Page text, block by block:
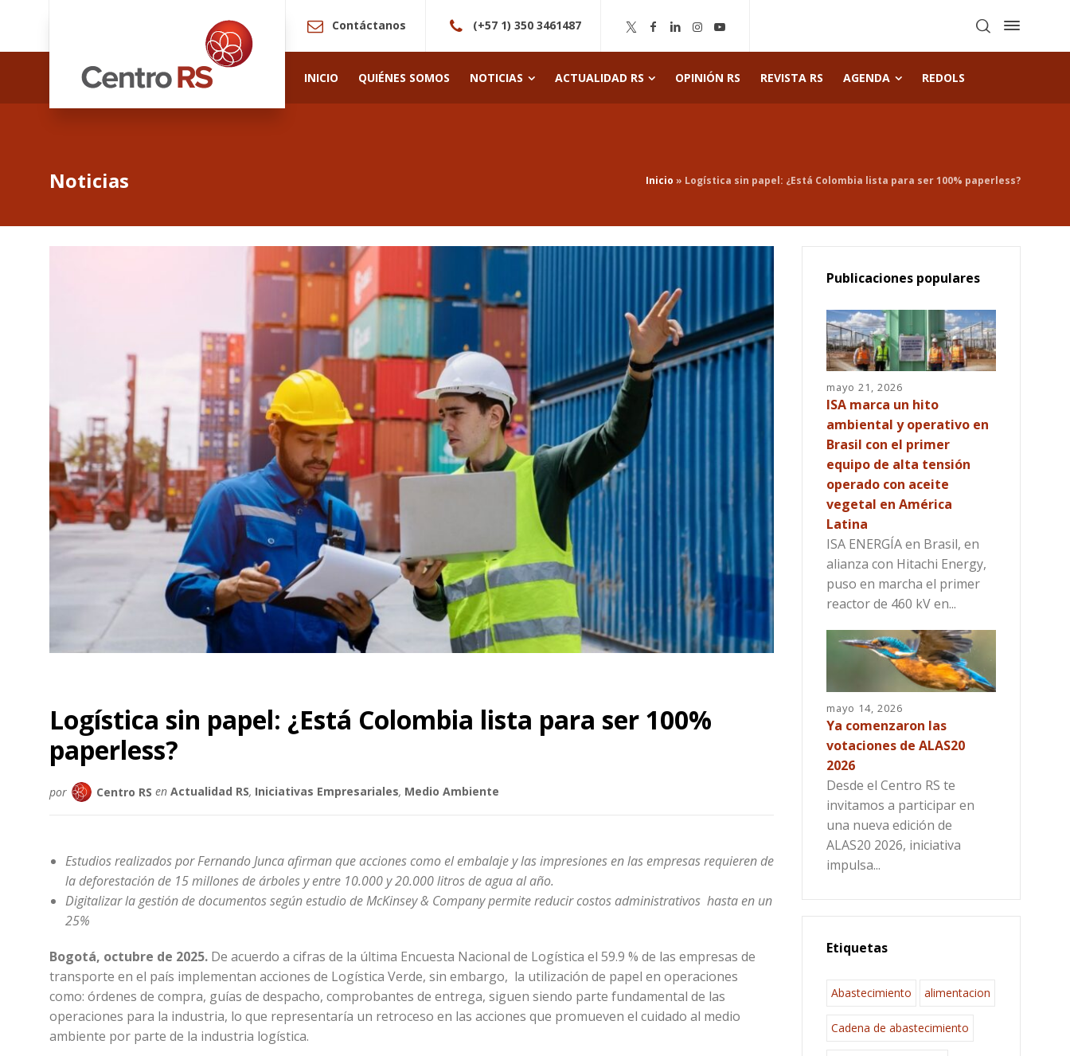
Contáctanos (+57 1) 350 3461487
INICIO QUIÉNES SOMOS NOTICIAS ACTUALIDAD RS OPINIÓN RS REVISTA RS AGENDA REDOLS
Noticias Inicio » Logística sin papel: ¿Está Colombia lista para ser 100% paperless?
Logística sin papel: ¿Está Colombia lista para ser 100%
paperless?
por Centro RS en Actualidad RS, Iniciativas Empresariales, Medio Ambiente
Estudios realizados por Fernando Junca afirman que acciones como el embalaje y las impresiones en las empresas requieren de
la deforestación de 15 millones de árboles y entre 10.000 y 20.000 litros de agua al año.
Digitalizar la gestión de documentos según estudio de McKinsey & Companypermite reducir costos administrativos hasta en un
25%
Bogotá, octubre de 2025. De acuerdo a cifras de la última Encuesta Nacional de Logística el 59.9 % de las empresas de
transporte en el país implementan acciones de Logística Verde, sin embargo, la utilización de papel en operaciones
como: órdenes de compra, guías de despacho, comprobantes de entrega, siguen siendo parte fundamental de las
operaciones para la industria, lo que representaría un retroceso en las acciones que promueven el cuidado al medio
ambiente por parte de la industria logística.
Publicaciones populares
mayo 21, 2026
ISA marca un hito
ambiental y operativo en
Brasil con el primer
equipo de alta tensión
operado con aceite
vegetal en América
Latina
ISA ENERGÍA en Brasil, en
alianza con Hitachi Energy,
puso en marcha el primer
reactor de 460 kV en...
mayo 14, 2026
Ya comenzaron las
votaciones de ALAS20
2026
Desde el Centro RS te
invitamos a participar en
una nueva edición de
ALAS20 2026, iniciativa
impulsa...
Etiquetas
Abastecimiento alimentacion
Cadena de abastecimiento